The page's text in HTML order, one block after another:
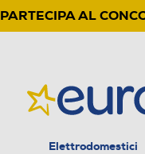
PARTECIPA AL
Elettrodomestici